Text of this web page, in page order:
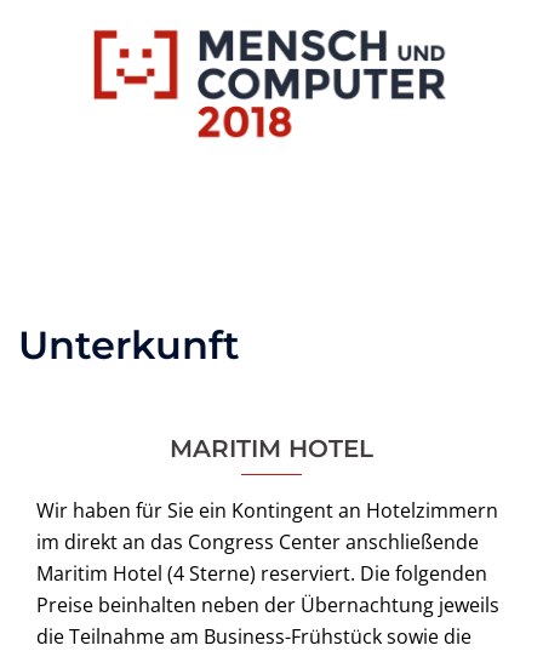
Unterkunft
MARITIM HOTEL
Wir haben für Sie ein Kontingent an Hotelzimmern
im direkt an das Congress Center anschließende
Maritim Hotel (4 Sterne) reserviert. Die folgenden
Preise beinhalten neben der Übernachtung jeweils
die Teilnahme am Business-Frühstück sowie die